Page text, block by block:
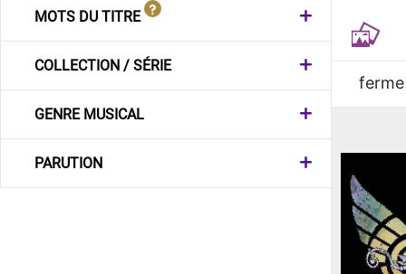
MOTS DU TITRE
COLLECTION / SÉRIE
GENRE MUSICAL
PARUTION
ferme